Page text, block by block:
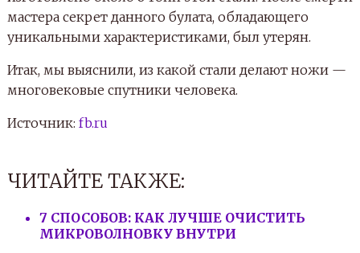
мастера секрет данного булата, обладающего
уникальными характеристиками, был утерян.
Итак, мы выяснили, из какой стали делают ножи —
многовековые спутники человека.
Источник: fb.ru
ЧИТАЙТЕ ТАКЖЕ:
7 СПОСОБОВ: КАК ЛУЧШЕ ОЧИСТИТЬ
МИКРОВОЛНОВКУ ВНУТРИ